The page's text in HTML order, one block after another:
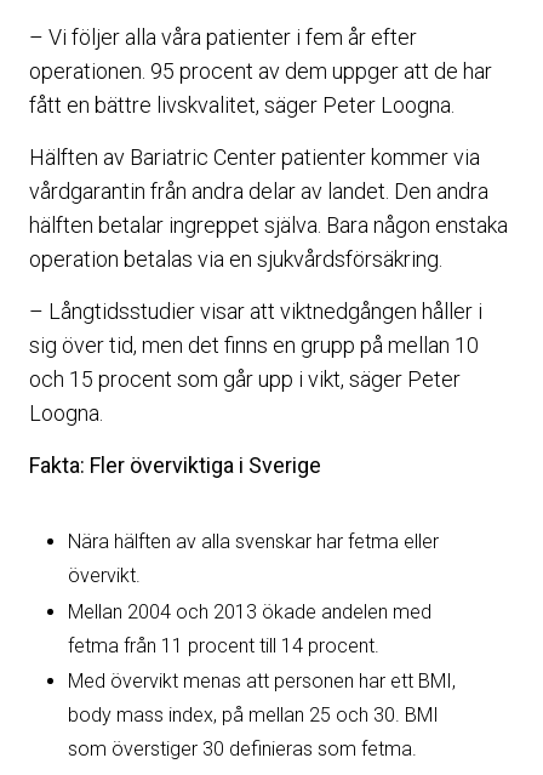
– Vi följer alla våra patienter i fem år efter
operationen. 95 procent av dem uppger att de har
fått en bättre livskvalitet, säger Peter Loogna.
Hälften av Bariatric Center patienter kommer via
vårdgarantin från andra delar av landet. Den andra
hälften betalar ingreppet själva. Bara någon enstaka
operation betalas via en sjukvårdsförsäkring.
– Långtidsstudier visar att viktnedgången håller i
sig över tid, men det finns en grupp på mellan 10
och 15 procent som går upp i vikt, säger Peter
Loogna.
Fakta: Fler överviktiga i Sverige
Nära hälften av alla svenskar har fetma eller
övervikt.
Mellan 2004 och 2013 ökade andelen med
fetma från 11 procent till 14 procent.
Med övervikt menas att personen har ett BMI,
body mass index, på mellan 25 och 30. BMI
som överstiger 30 definieras som fetma.